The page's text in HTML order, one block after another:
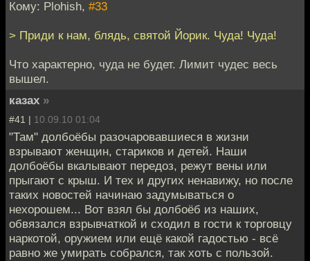
Кому: Plohish, #33
> Приди к нам, блядь, святой Йорик. Чуда! Чуда!
Что характерно, чуда не будет. Лимит чудес весь
вышел.
казах »
#41 | 10.09.10 01:04
"Там" долбоёбы разочаровавшиеся в жизни
взрывают женщин, стариков и детей. Наши
долбоёбы вкалывают передоз, режут вены или
прыгают с крыш. И тех и других ненавижу, но после
таких новостей начинаю задумываться о
нехорошем... Вот взял бы долбоёб из наших,
обвязался взрывчаткой и сходил в гости к торговцу
наркотой, оружием или ещё какой гадостью - всё
равно же умирать собрался, так хоть с пользой.